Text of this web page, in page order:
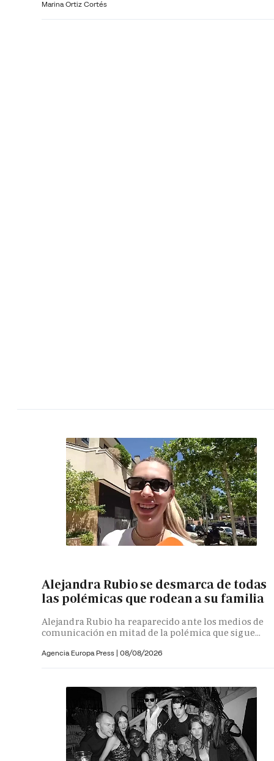
Marina Ortiz Cortés
Alejandra Rubio se desmarca de todas
las polémicas que rodean a su familia
Alejandra Rubio ha reaparecido ante los medios de
comunicación en mitad de la polémica que sigue...
Agencia Europa Press | 08/08/2026